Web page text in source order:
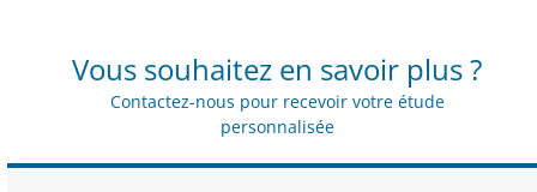
Vous souhaitez en savoir plus ?
Contactez-nous pour recevoir votre étude
personnalisée